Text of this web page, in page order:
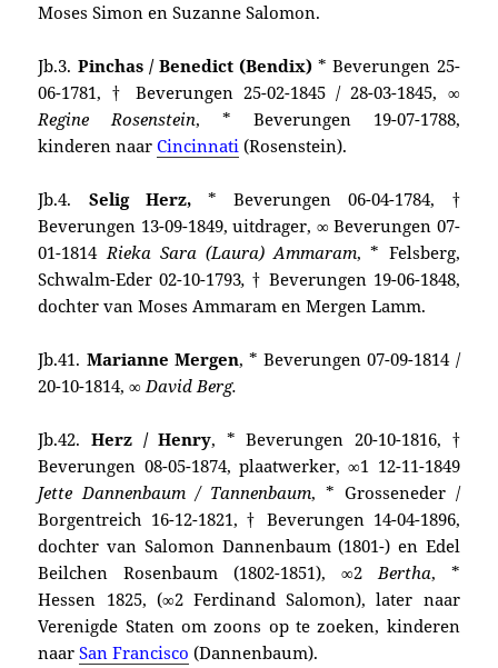
Moses Simon en Suzanne Salomon.
Jb.3. Pinchas / Benedict (Bendix)* Beverungen 25-
06-1781, † Beverungen 25-02-1845 / 28-03-1845, ∞
Regine Rosenstein, * Beverungen 19-07-1788,
kinderen naarCincinnati (Rosenstein).
Jb.4. Selig Herz,* Beverungen 06-04-1784, †
Beverungen 13-09-1849, uitdrager, ∞ Beverungen 07-
01-1814Rieka Sara (Laura) Ammaram, * Felsberg,
Schwalm-Eder 02-10-1793,† Beverungen 19-06-1848,
dochter van Moses Ammaram en Mergen Lamm.
Jb.41. Marianne Mergen, * Beverungen 07-09-1814 /
20-10-1814, ∞David Berg.
Jb.42.Herz / Henry, * Beverungen 20-10-1816, †
Beverungen 08-05-1874, plaatwerker, ∞1 12-11-1849
Jette Dannenbaum / Tannenbaum, * Grosseneder /
Borgentreich 16-12-1821, † Beverungen 14-04-1896,
dochter van Salomon Dannenbaum (1801-) en Edel
Beilchen Rosenbaum (1802-1851), ∞2Bertha, *
Hessen 1825, (∞2 Ferdinand Salomon), later naar
Verenigde Staten om zoons op te zoeken, kinderen
naarSan Francisco (Dannenbaum).